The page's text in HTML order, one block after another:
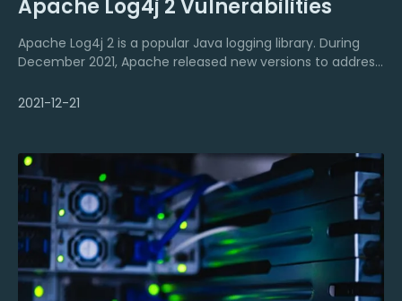
Apache Log4j 2 Vulnerabilities
Apache Log4j 2 is a popular Java logging library. During
December 2021, Apache released new versions to address
2021-12-21